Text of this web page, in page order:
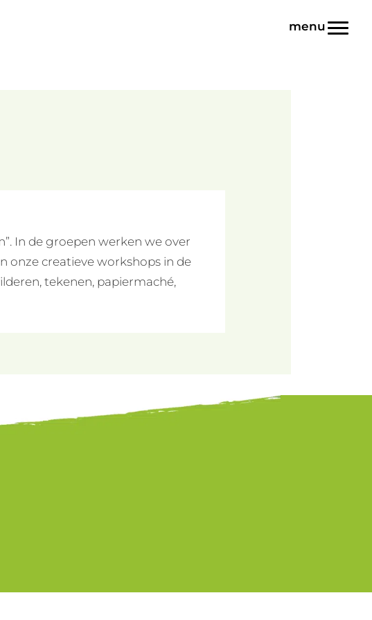
In de groepen werken we over
onze creatieve workshops in de
tekenen, papiermaché,